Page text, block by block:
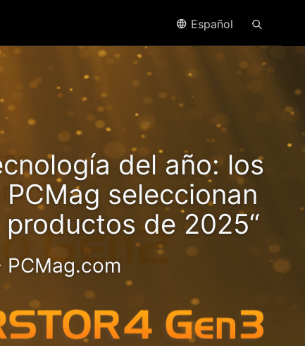
Español
del año: los
seleccionan
de 2025“
PCMag.com
2.5GbE